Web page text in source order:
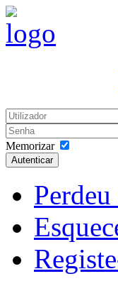
Memorizar
Autenticar
Perdeu